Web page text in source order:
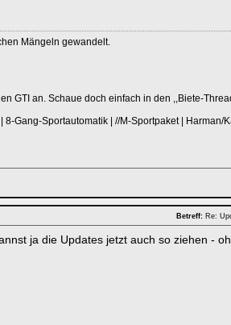
Mängeln gewandelt.
GTI an. Schaue doch einfach in den ,,Biete-
Gang-Sportautomatik | //M-Sportpaket | Harman/
Betreff: Re:
ja die Updates jetzt auch so ziehen -